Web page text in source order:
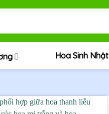
Hoa Sinh Nhật